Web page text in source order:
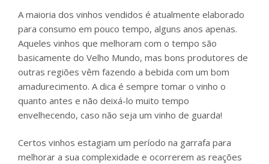
A maioria dos vinhos vendidos é atualmente elaborado
para consumo em pouco tempo, alguns anos apenas.
Aqueles vinhos que melhoram com o tempo são
basicamente do Velho Mundo, mas bons produtores de
outras regiões vêm fazendo a bebida com um bom
amadurecimento. A dica é sempre tomar o vinho o
quanto antes e não deixá-lo muito tempo
envelhecendo, caso não seja um vinho de guarda!
Certos vinhos estagiam um período na garrafa para
melhorar a sua complexidade e ocorrerem as reações